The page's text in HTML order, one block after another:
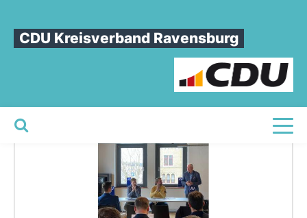
CDU Kreisverband Ravensburg
Sie sind hier
StadtverbandderJUwähltneuen